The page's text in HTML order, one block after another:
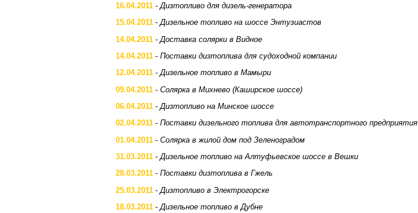
16.04.2011 -Дизтопливо для дизель-генератора
15.04.2011 -Дизельное топливо на шоссе Энтузиастов
14.04.2011 - Доставка солярки в Видное
14.04.2011 - Поставки дизтоплива для судоходной компании
12.04.2011 -Дизельное топливо в Мамыри
09.04.2011 - Солярка в Михнево (Каширское шоссе)
06.04.2011 -Дизтопливо на Минское шоссе
02.04.2011 - Поставки дизельного топлива для автотранспортного предприятия
01.04.2011 - Солярка в жилой дом под Зеленоградом
31.03.2011 - Дизельное топливо на Алтуфьевское шоссе в Вешки
28.03.2011 - Поставки дизтоплива в Гжель
25.03.2011 - Дизтопливо в Электрогорске
18.03.2011 - Дизельное топливо в Дубне